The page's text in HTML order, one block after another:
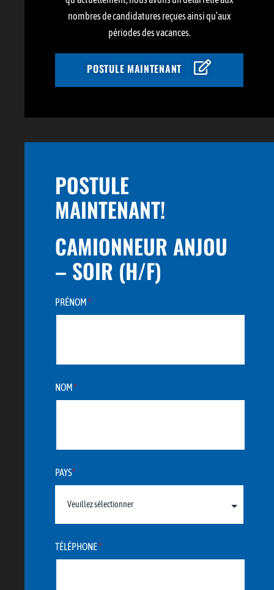
nombres de candidatures reçues ainsi qu’aux
périodes des vacances.
POSTULE MAINTENANT
POSTULE
MAINTENANT!
CAMIONNEUR ANJOU
– SOIR (H/F)
PRÉNOM*
NOM*
PAYS*
TÉLÉPHONE*